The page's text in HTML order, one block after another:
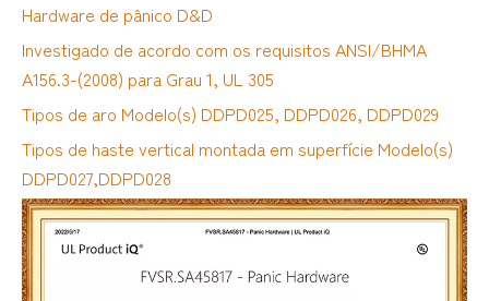
Hardware de pânico D&D
Investigado de acordo com os requisitos ANSI/BHMA
A156.3-(2008) para Grau 1, UL 305
Tipos de aro Modelo(s) DDPD025, DDPD026, DDPD029
Tipos de haste vertical montada em superfície Modelo(s)
DDPD027,DDPD028